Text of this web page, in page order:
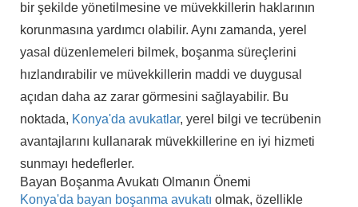
bir şekilde yönetilmesine ve müvekkillerin haklarının
korunmasına yardımcı olabilir. Aynı zamanda, yerel
yasal düzenlemeleri bilmek, boşanma süreçlerini
hızlandırabilir ve müvekkillerin maddi ve duygusal
açıdan daha az zarar görmesini sağlayabilir. Bu
noktada, Konya'da avukatlar, yerel bilgi ve tecrübenin
avantajlarını kullanarak müvekkillerine en iyi hizmeti
sunmayı hedeflerler.
Bayan Boşanma Avukatı Olmanın Önemi
Konya'da bayan boşanma avukatı olmak, özellikle